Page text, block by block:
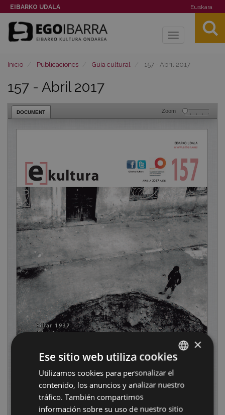
EIBARKO UDALA Euskara
Toggle
Inicio Publicaciones Guía cultural 157 - Abril 2017
157 - Abril 2017
DOCUMENT Zoom
BASQUE
SPANISH
×
Ese sitio web utiliza cookies
Utilizamos cookies para personalizar el
contenido, los anuncios y analizar nuestro
tráfico. También compartimos
información sobre su uso de nuestro sitio